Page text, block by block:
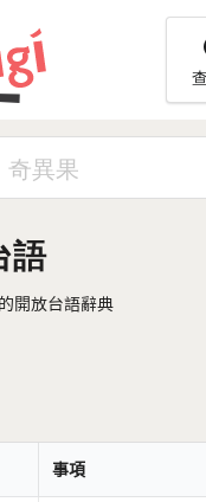
語
開放台語辭典
事項